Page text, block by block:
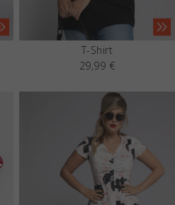
T-Shirt
29,99 €